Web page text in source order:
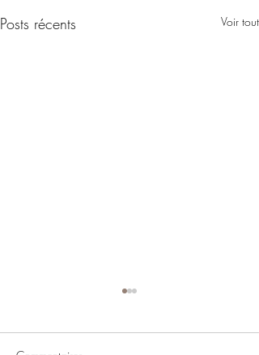
Posts récents Voir tout